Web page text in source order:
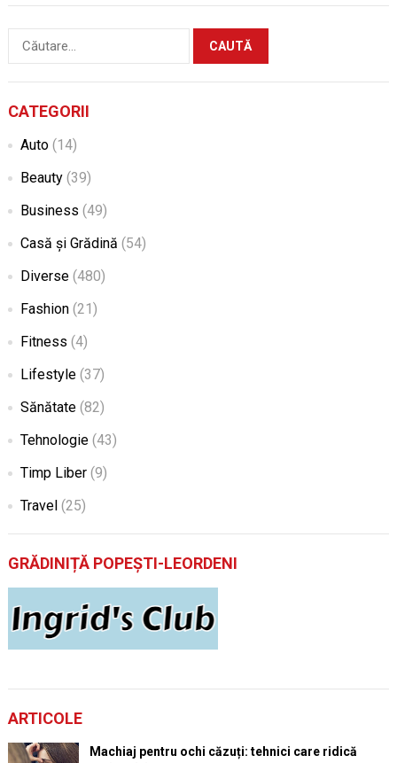
Caută
CATEGORII
Auto(14)
Beauty(39)
Business (49)
Casă și Grădină (54)
Diverse(480)
Fashion(21)
Fitness (4)
Lifestyle(37)
Sănătate(82)
Tehnologie(43)
Timp Liber(9)
Travel (25)
GRĂDINIȚĂ POPEȘTI-LEORDENI
ARTICOLE
Machiaj pentru ochi căzuți: tehnici care ridică